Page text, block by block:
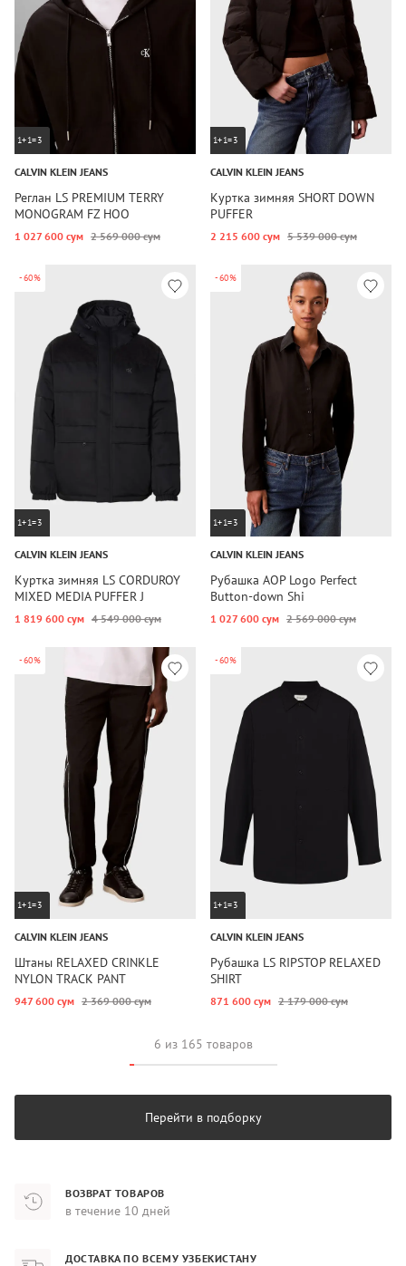
1+1=3
CALVIN KLEIN JEANS
Реглан LS PREMIUM TERRY
MONOGRAM FZ HOO
1 027 600 сум 2 569 000 сум
1+1=3
CALVIN KLEIN JEANS
Куртка зимняя SHORT DOWN
PUFFER
2 215 600 сум 5 539 000 сум
-60%
1+1=3
CALVIN KLEIN JEANS
Куртка зимняя LS CORDUROY
MIXED MEDIA PUFFER J
1 819 600 сум 4 549 000 сум
-60%
1+1=3
CALVIN KLEIN JEANS
Рубашка AOP Logo Perfect
Button-down Shi
1 027 600 сум 2 569 000 сум
-60%
1+1=3
CALVIN KLEIN JEANS
Штаны RELAXED CRINKLE
NYLON TRACK PANT
947 600 сум 2 369 000 сум
-60%
1+1=3
CALVIN KLEIN JEANS
Рубашка LS RIPSTOP RELAXED
SHIRT
871 600 сум 2 179 000 сум
6 из 165 товаров
Перейти в подборку
ВОЗВРАТ ТОВАРОВ
в течение 10 дней
ДОСТАВКА ПО ВСЕМУ УЗБЕКИСТАНУ